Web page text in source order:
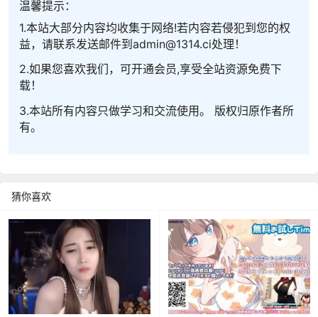
温馨提示：
1.本站大部分内容均收集于网络!若内容若侵犯到您的权
益，请联系发送邮件到admin@1314.ci处理！
2.如果您喜欢我们，可开通会员,享受全站资源免费下
载！
3.本站所有内容只做学习和交流使用。 版权归原作者所
有。
猜你喜欢